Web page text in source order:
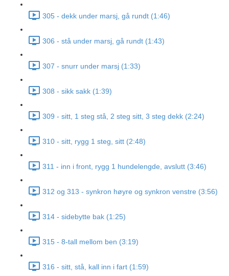
305 - dekk under marsj, gå rundt (1:46)
306 - stå under marsj, gå rundt (1:43)
307 - snurr under marsj (1:33)
308 - sikk sakk (1:39)
309 - sitt, 1 steg stå, 2 steg sitt, 3 steg dekk (2:24)
310 - sitt, rygg 1 steg, sitt (2:48)
311 - inn i front, rygg 1 hundelengde, avslutt (3:46)
312 og 313 - synkron høyre og synkron venstre (3:56)
314 - sidebytte bak (1:25)
315 - 8-tall mellom ben (3:19)
316 - sitt, stå, kall inn i fart (1:59)